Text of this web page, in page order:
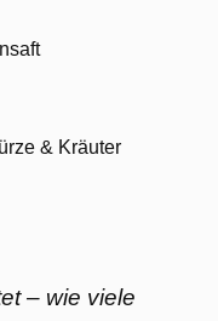
& Kräuter
– wie viele